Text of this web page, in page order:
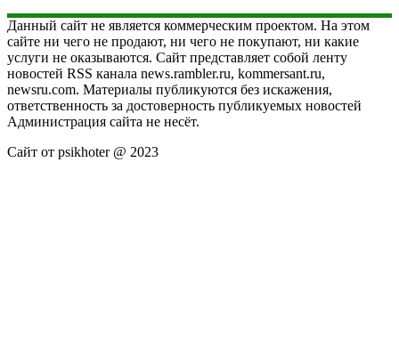
Данный сайт не является коммерческим проектом. На этом
сайте ни чего не продают, ни чего не покупают, ни какие
услуги не оказываются. Сайт представляет собой ленту
новостей RSS канала news.rambler.ru, kommersant.ru,
newsru.com. Материалы публикуются без искажения,
ответственность за достоверность публикуемых новостей
Администрация сайта не несёт.
Сайт от psikhoter @ 2023